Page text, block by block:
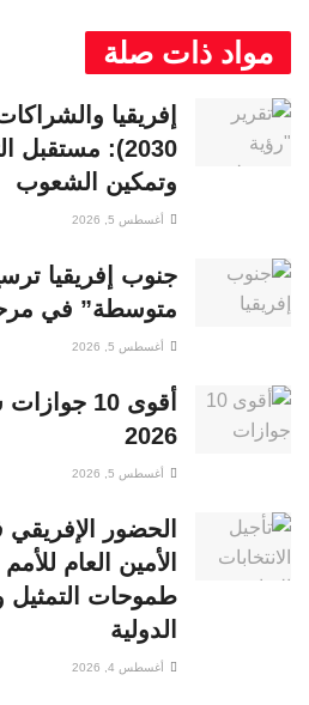
مواد ذات صلة
2030): مستقبل
وتمكين الشعوب
أغسطس 5, 2026
جنوب إفريقيا
متوسطة” في
أغسطس 5, 2026
أقوى 10
2026
أغسطس 5, 2026
الحضور
الأمين العام
طموحات التمثيل
الدولية
أغسطس 4, 2026